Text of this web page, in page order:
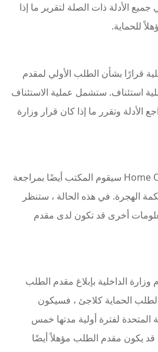
الأدلة ذات الصلة لتقرير ما إذا
للحماية.
قرارًا بشأن الطلب الأولي لمقدم
استئناف. ستشمل عملية الاستئناف
الأدلة وتقرر ما إذا كان قرار وزارة
في بعض الحالات ، يكون Home O سيقوم المكتب أيضًا بمراجعة
الهجرة. في هذه الحالة ، ستنظر
أخرى قد تكون لدى مقدم
وزارة الداخلية بإبلاغ مقدم الطلب
الطلب الحماية كلاجئ ، فسيكون
المتحدة لفترة أولية مدتها خمس
يكون مقدم الطلب مؤهلاً أيضًا